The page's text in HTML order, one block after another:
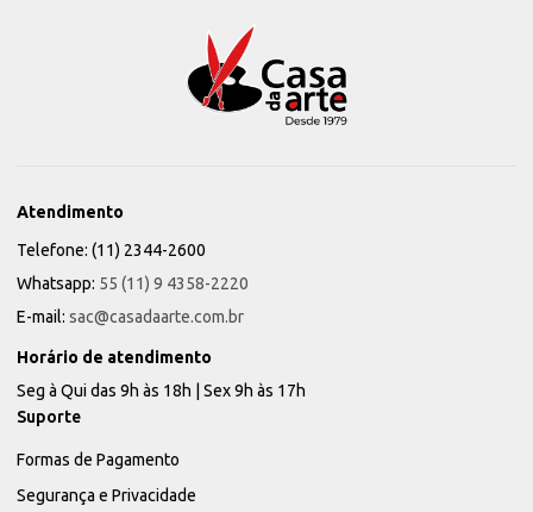
Atendimento
Telefone: (11) 2344-2600
Whatsapp: 55 (11) 9 4358-2220
E-mail: sac@casadaarte.com.br
Horário de atendimento
Seg à Qui das 9h às 18h | Sex 9h às 17h
Suporte
Formas de Pagamento
Segurança e Privacidade